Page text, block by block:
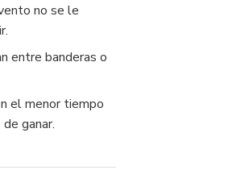
no se le
entre banderas o
el menor tiempo
ganar.